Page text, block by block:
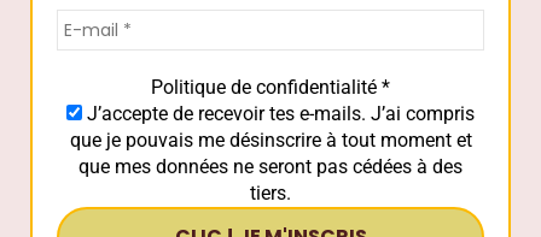
Politique de confidentialité *
J’accepte de recevoir tes e-mails. J’ai compris
que je pouvais me désinscrire à tout moment et
que mes données ne seront pas cédées à des
tiers.